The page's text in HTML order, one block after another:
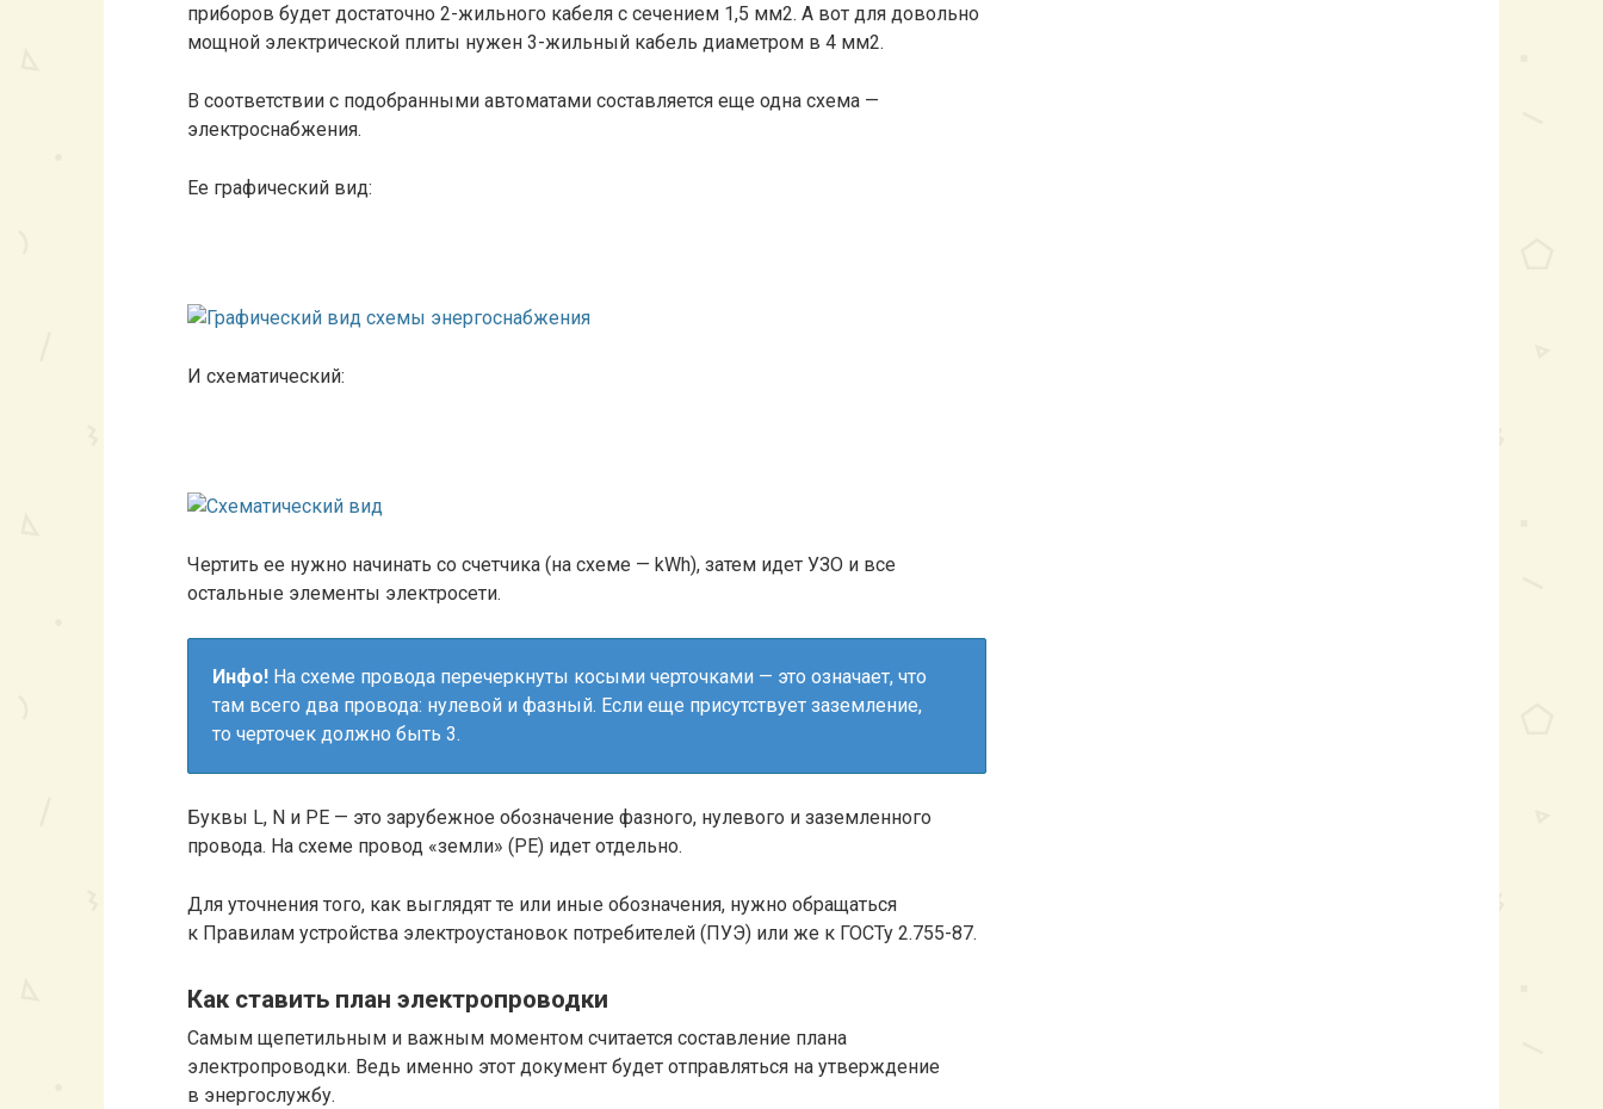
приборов будет достаточно 2-жильного кабеля с сечением 1,5 мм2. А вот для довольно
мощной электрической плиты нужен 3-жильный кабель диаметром в 4 мм2.
В соответствии с подобранными автоматами составляется еще одна схема —
электроснабжения.
Ее графический вид:
И схематический:
Чертить ее нужно начинать со счетчика (на схеме — kWh), затем идет УЗО и все
остальные элементы электросети.
Инфо! На схеме провода перечеркнуты косыми черточками — это означает, что
там всего два провода: нулевой и фазный. Если еще присутствует заземление,
то черточек должно быть 3.
Буквы L, N и PE — это зарубежное обозначение фазного, нулевого и заземленного
провода. На схеме провод «земли» (PE) идет отдельно.
Для уточнения того, как выглядят те или иные обозначения, нужно обращаться
к Правилам устройства электроустановок потребителей (ПУЭ) или же к ГОСТу 2.755-87.
Как ставить план электропроводки
Самым щепетильным и важным моментом считается составление плана
электропроводки. Ведь именно этот документ будет отправляться на утверждение
в энергослужбу.